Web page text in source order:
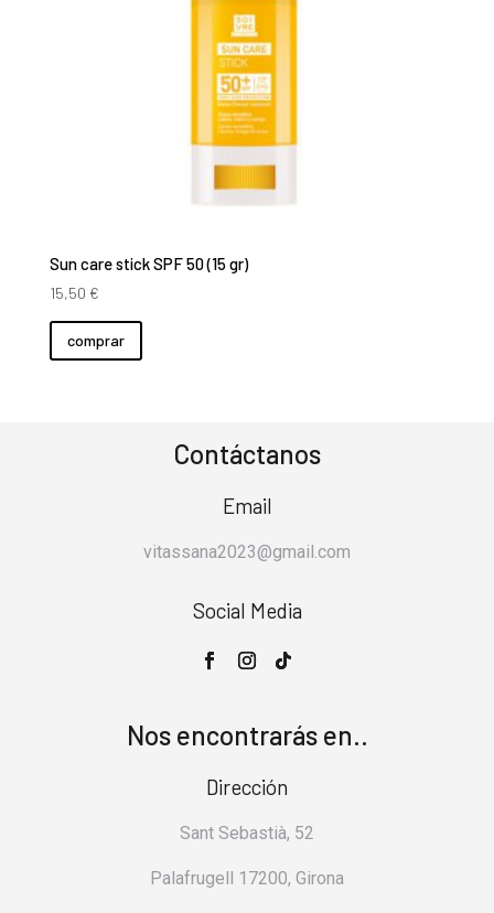
Sun care stick SPF 50 (15 gr)
15,50 €
comprar
Contáctanos
Email
vitassana2023@gmail.com
Social Media
Nos encontrarás en..
Dirección
Sant Sebastià, 52
Palafrugell 17200, Girona